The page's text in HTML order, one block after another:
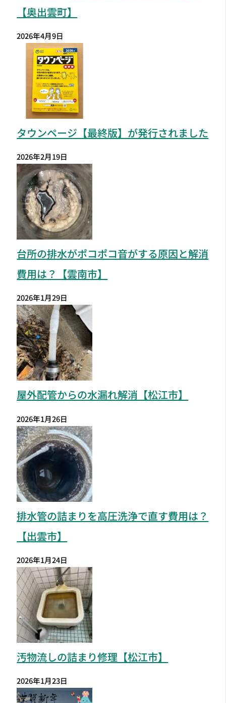
【奥出雲町】
2026年4月9日
タウンページ【最終版】が発行されました
2026年2月19日
台所の排水がポコポコ音がする原因と解消
費用は？【雲南市】
2026年1月29日
屋外配管からの水漏れ解消【松江市】
2026年1月26日
排水管の詰まりを高圧洗浄で直す費用は？
【出雲市】
2026年1月24日
汚物流しの詰まり修理【松江市】
2026年1月23日